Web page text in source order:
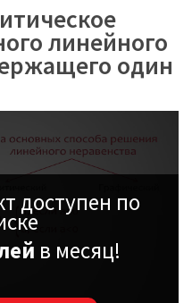
линейного
один
доступен по
в месяц!